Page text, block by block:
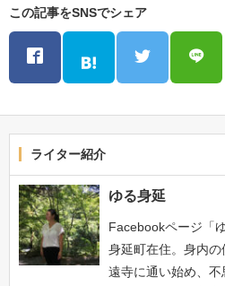
この記事をSNSでシェア
ライター紹介
ゆる身延
Facebookページ「
身延町在住。身内の
遠寺に通い始め、